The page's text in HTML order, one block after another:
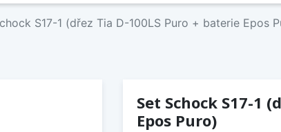
S17-1 (dřez Tia D-100LS Puro + baterie Epos
Set Schock S17-1
Epos Puro)